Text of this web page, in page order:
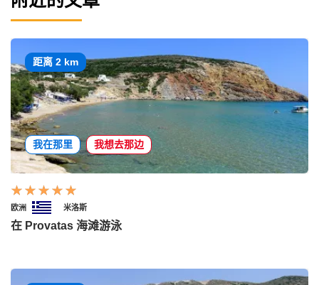
距离 2 km
我在那里 我想去那边
欧洲 米洛斯
在 Provatas 海滩游泳